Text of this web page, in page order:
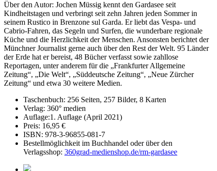
Über den Autor: Jochen Müssig kennt den Gardasee seit
Kindheitstagen und verbringt seit zehn Jahren jeden Sommer in
seinem Rustico in Brenzone sul Garda. Er liebt das Vespa- und
Cabrio-Fahren, das Segeln und Surfen, die wunderbare regionale
Küche und die Herzlichkeit der Menschen. Ansonsten berichtet der
Münchner Journalist gerne auch über den Rest der Welt. 95 Länder
der Erde hat er bereist, 48 Bücher verfasst sowie zahllose
Reportagen, unter anderem für die „Frankfurter Allgemeine
Zeitung“, „Die Welt“, „Süddeutsche Zeitung“, „Neue Zürcher
Zeitung“ und etwa 30 weitere Medien.
Taschenbuch: 256 Seiten, 257 Bilder, 8 Karten
Verlag: 360° medien
Auflage:1. Auflage (April 2021)
Preis: 16,95 €
ISBN: 978-3-96855-081-7
Bestellmöglichkeit im Buchhandel oder über den
Verlagsshop: 360grad-medienshop.de/rm-gardasee